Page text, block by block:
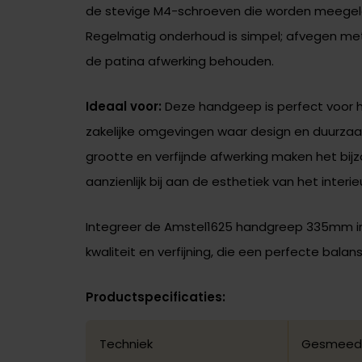
de stevige M4-schroeven die worden
Regelmatig onderhoud is simpel; afvegen
de patina afwerking behouden.
Ideaal voor: Deze handgeep is perfect voor
zakelijke omgevingen waar design en
grootte en verfijnde afwerking maken het
aanzienlijk bij aan de esthetiek van het
Integreer de Amstel1625 handgreep
kwaliteit en verfijning, die een perfecte
Productspecificaties:
Techniek Gesmeed